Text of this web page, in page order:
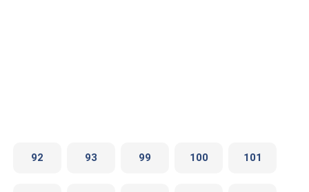
92 93 99 100 101